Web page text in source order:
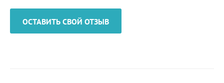
ОСТАВИТЬ СВОЙ ОТЗЫВ